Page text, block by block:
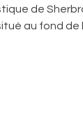
de
au fond de